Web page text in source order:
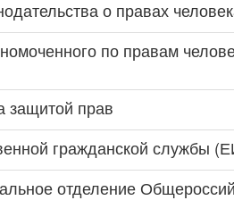
о правах
по правам
защитой прав
гражданской службы
отделение